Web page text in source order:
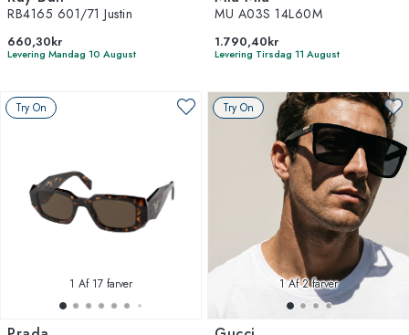
RB4165 601/71 Justin
660,30kr
Levering Mandag 10 August
MU A03S 14L60M
1.790,40kr
Levering Tirsdag 11 August
Try On
1 Af 17 farver
Try On
1Af 2 farver